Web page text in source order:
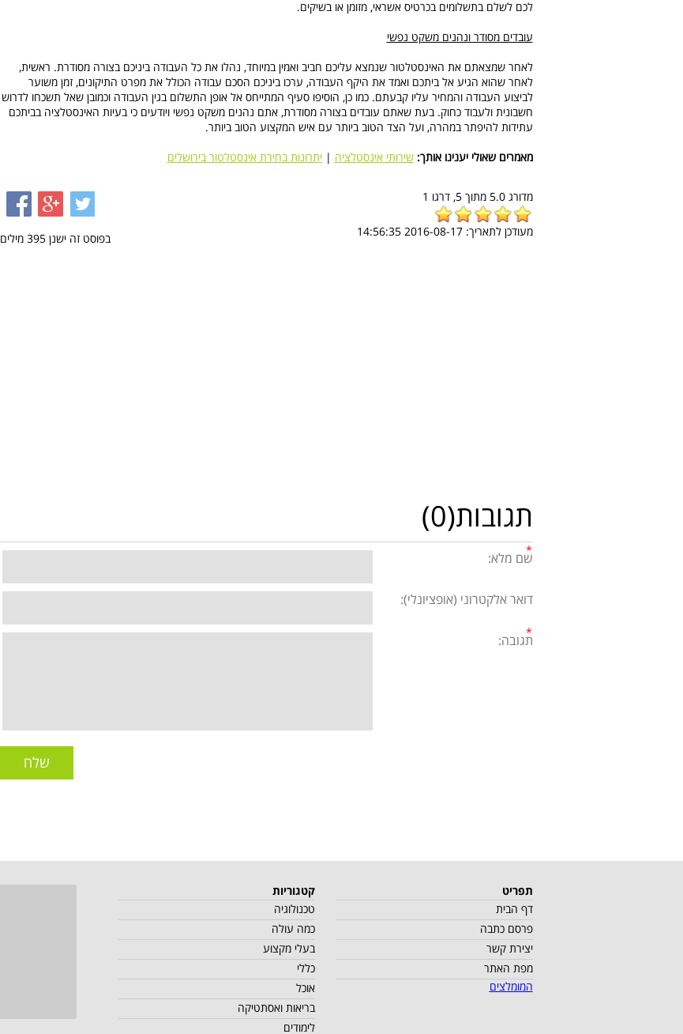
לכם לשלם בתשלומים בכרטיס אשראי, מזומן או בשיקים.
עובדים מסודר ונהנים משקט נפשי
לאחר שמצאתם את האינסטלטור שנמצא עליכם חביב ואמין במיוחד, נהלו את כל העבודה ביניכם בצורה מסודרת. ראשית,
לאחר שהוא הגיע אל ביתכם ואמד את היקף העבודה, ערכו ביניכם הסכם עבודה הכולל את מפרט התיקונים, זמן משוער
לביצוע העבודה והמחיר עליו קבעתם. כמו כן, הוסיפו סעיף המתייחס אל אופן התשלום בגין העבודה וכמובן שאל תשכחו לדרוש
חשבונית ולעבוד כחוק. בעת שאתם עובדים בצורה מסודרת, אתם נהנים משקט נפשי ויודעים כי בעיות האינסטלציה בביתכם
עתידות להיפתר במהרה, ועל הצד הטוב ביותר עם איש המקצוע הטוב ביותר.
מאמרים שאולי יענינו אותך: שירותי אינסטלציה |יתרונות בחירת אינסטלטור בירושלים
מדורג5.0 מתוך5, דרגו 1
מעודכן לתאריך:2016-08-17 14:56:35
בפוסט זה ישנן 395מילים
תגובות(0)
שם מלא:
דואר אלקטרוני (אופציונלי):
תגובה:
שלח
תפריט
דף הבית
פרסם כתבה
יצירת קשר
מפת האתר
המומלצים
קטגוריות
טכנולוגיה
כמה עולה
בעלי מקצוע
כללי
אוכל
בריאות ואסתטיקה
לימודים